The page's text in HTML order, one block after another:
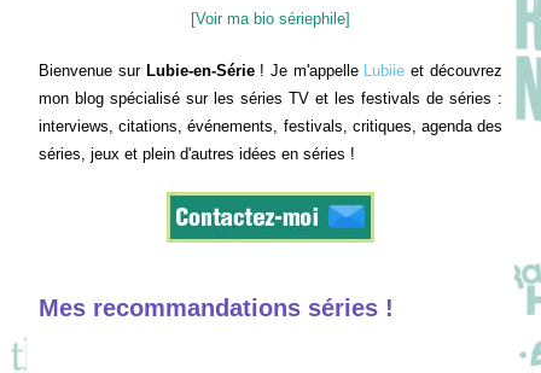
[Voir ma bio sériephile]
Bienvenue sur Lubie-en-Série! Je m'appelle Lubiie et découvrez
mon blog spécialisé sur les séries TV et les festivals de séries :
interviews, citations, événements, festivals, critiques, agenda des
séries, jeux et plein d'autres idées en séries !
Mes recommandations séries !